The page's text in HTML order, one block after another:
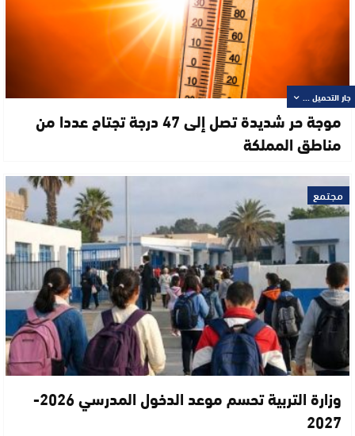
موجة حر شديدة تصل إلى 47 درجة تجتاح عددا من
مناطق المملكة
مجتمع
وزارة التربية تحسم موعد الدخول المدرسي 2026-
2027
جار التحميل ...